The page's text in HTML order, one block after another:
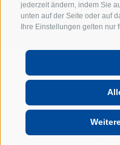
jederzeit ändern, indem Sie
unten auf der Seite oder auf
Ihre Einstellungen gelten nur